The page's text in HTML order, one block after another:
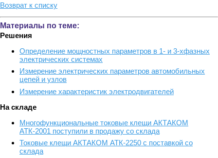
Возврат к списку
Материалы по теме:
Решения
Определение мощностных параметров в 1- и 3-хфазных
электрических системах
Измерение электрических параметров автомобильных
цепей и узлов
Измерение характеристик электродвигателей
На складе
Многофункциональные токовые клещи АКТАКОМ
АТК-2001 поступили в продажу со склада
Токовые клещи АКТАКОМ АТК-2250 с поставкой со
склада